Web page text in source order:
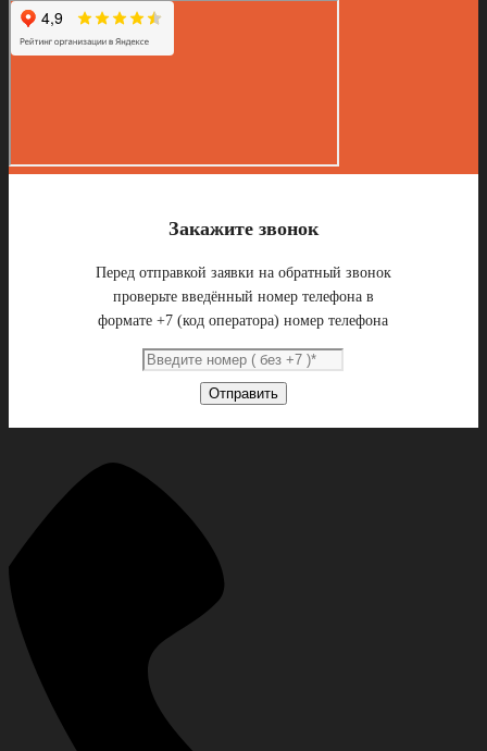
Закажите звонок
Перед отправкой заявки на обратный звонок
проверьте введённый номер телефона в
формате +7 (код оператора) номер телефона
Отправить